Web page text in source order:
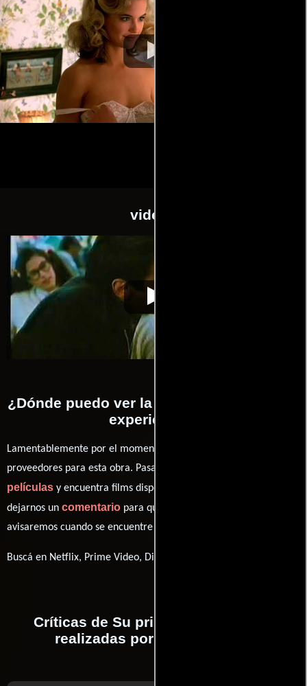
videos
Su primera
experiencia
Video de la película Su primera
experiencia
¿Dónde puedo ver la películas Su primera
experiencia?
Lamentablemente por el momento no contamos con enlaces a
proveedores para esta obra. Pasa por nuestro catálogo de
películas y encuentra films disponibles. También puedes
dejarnos un comentario para que le demos prioridad y te
avisaremos cuando se encuentre disponible
Buscá en Netflix, Prime Video, Disney+
Críticas de Su primera experiencia
realizadas por profesionales